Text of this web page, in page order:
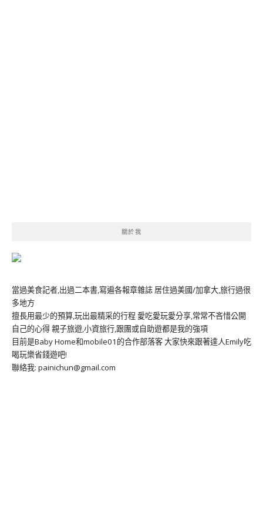
關於我
當過美食記者,出過二本書,寫遍各報章雜誌 居住過美國/加拿大,旅行過很
多地方
擅長用最少的預算,玩出最精采的行程 愛吃愛玩愛分享,常常不吝惜公開
自己的心得 親子旅遊,小資旅行,跟團或自助遊都是我的強項
目前是Baby Home和mobile01的合作部落客 大家快來跟著達人Emily吃
喝玩樂省錢遊吧!
聯絡我: painichun@gmail.com